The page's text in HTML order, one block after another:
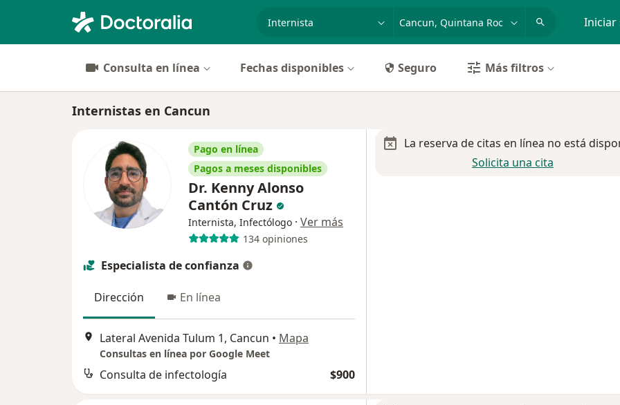
Iniciar
Consulta en línea Fechas disponibles Seguro Más filtros
Internistas en Cancun
Pago en línea
Pagos a meses disponibles
Dr. Kenny Alonso
Cantón Cruz
Internista, Infectólogo · Ver más
134 opiniones
Especialista de confianza
Dirección En línea
Lateral Avenida Tulum 1, Cancun • Mapa
Consultas en línea por Google Meet
Consulta de infectología $900
La reserva de citas en línea no está
Solicita una cita